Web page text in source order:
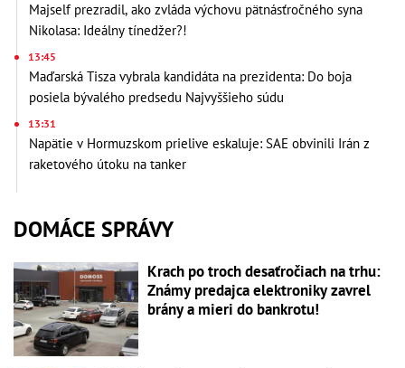
Majself prezradil, ako zvláda výchovu pätnásťročného syna
Nikolasa: Ideálny tínedžer?!
13:45
Maďarská Tisza vybrala kandidáta na prezidenta: Do boja
posiela bývalého predsedu Najvyššieho súdu
13:31
Napätie v Hormuzskom prielive eskaluje: SAE obvinili Irán z
raketového útoku na tanker
DOMÁCE SPRÁVY
Krach po troch desaťročiach na trhu:
Známy predajca elektroniky zavrel
brány a mieri do bankrotu!